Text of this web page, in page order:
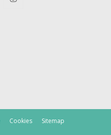
Cookies Sitemap